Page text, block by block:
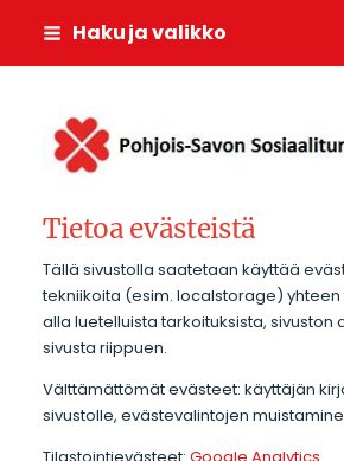
Siirry
Haku ja valikko
Tietoa evästeistä
Tällä sivustolla saatetaan käyttää
tekniikoita (esim. localstorage)
alla luetelluista tarkoituksista, sivuston
sivusta riippuen.
Välttämättömät evästeet: käyttäjän
sivustolle, evästevalintojen